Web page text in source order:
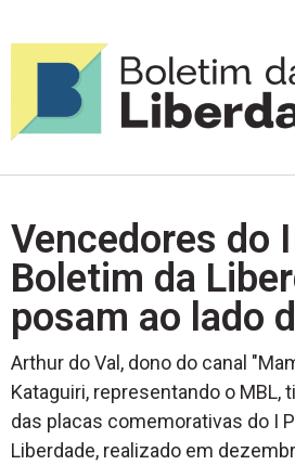
Vencedores do
Boletim da
posam ao lado
Arthur do Val, dono do canal
Kataguiri, representando o MBL,
das placas comemorativas do I
Liberdade, realizado em